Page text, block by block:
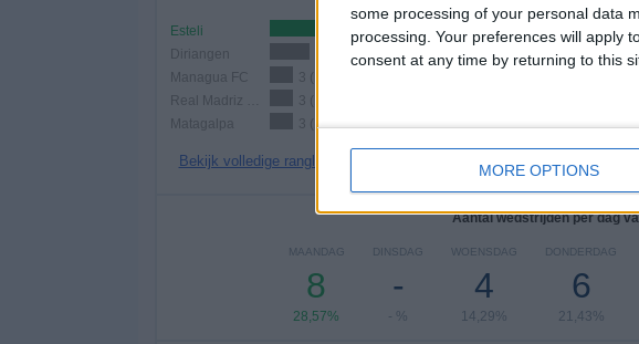
some processing of your personal data
processing. Your preferences will apply
consent at any time by returning to this
MORE OPTIONS
Esteli
7 (25%)
Diriangen
5 (17,86%)
Managua FC
3 (10,71%)
3 (10,71%)
Matagalpa
3 (10,71%)
Bekijk volledige ranglijst
Liga
Bekijk
Aantal wedstrijden per dag
MAANDAG
8
28,57%
DINSDAG
-
- %
WOENSDAG
4
14,29%
DONDERDAG
6
21,43%